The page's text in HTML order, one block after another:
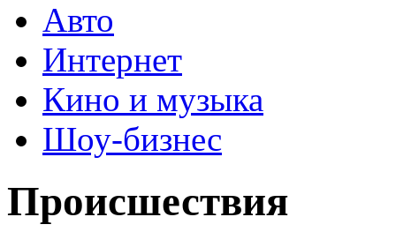
Авто
Интернет
Кино и музыка
Шоу-бизнес
Происшествия